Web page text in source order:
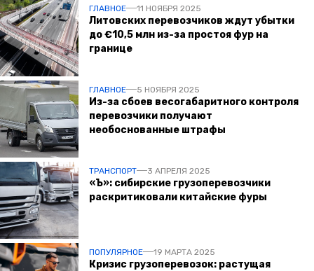
ГЛАВНОЕ 11 НОЯБРЯ 2025
Литовских перевозчиков ждут убытки
до €10,5 млн из-за простоя фур на
границе
ГЛАВНОЕ 5 НОЯБРЯ 2025
Из-за сбоев весогабаритного контроля
перевозчики получают
необоснованные штрафы
ТРАНСПОРТ 3 АПРЕЛЯ 2025
«Ъ»: сибирские грузоперевозчики
раскритиковали китайские фуры
ПОПУЛЯРНОЕ 19 МАРТА 2025
Кризис грузоперевозок: растущая